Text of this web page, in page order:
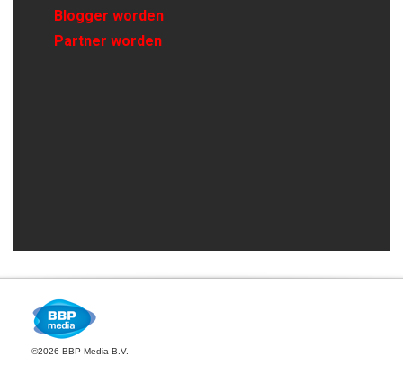
Blogger worden
Partner worden
©2026 BBP Media B.V.